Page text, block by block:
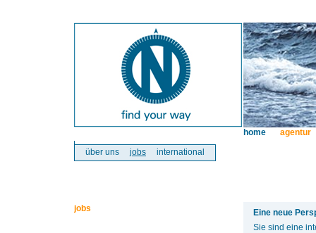
über uns jobs international
home agentur
jobs
Eine neue
Sie sind eine